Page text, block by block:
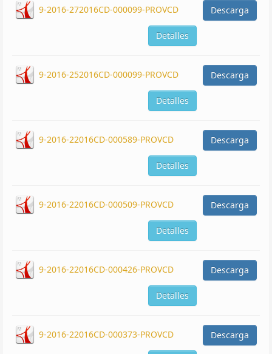
9-2016-272016CD-000099-PROVCD Descarga
Detalles
9-2016-252016CD-000099-PROVCD Descarga
Detalles
9-2016-22016CD-000589-PROVCD Descarga
Detalles
9-2016-22016CD-000509-PROVCD Descarga
Detalles
9-2016-22016CD-000426-PROVCD Descarga
Detalles
9-2016-22016CD-000373-PROVCD Descarga